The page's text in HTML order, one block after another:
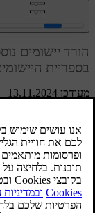
מעודכן 13.11.2024
הורדת יישומים
הורד יישומים
בספריית
לחץ על סמל
לחץ עלapps
חפש את היישום
הורד את היישום
אם היישום הורד